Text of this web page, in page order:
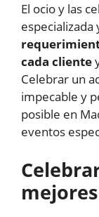
El ocio y las
especializada
cada cliente
Celebrar un
impecable y
posible en
eventos